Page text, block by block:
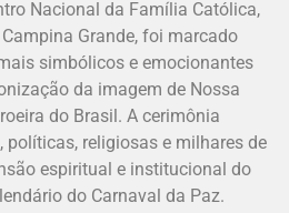
Nacional da Família Católica,
Campina Grande, foi marcado
simbólicos e emocionantes
da imagem de Nossa
do Brasil. A cerimônia
políticas, religiosas e milhares de
espiritual e institucional do
do Carnaval da Paz.